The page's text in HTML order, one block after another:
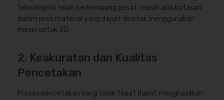
teknologi ini telah berkembang pesat, masih ada batasan
dalam jenis material yang dapat dicetak menggunakan
mesin cetak 3D.
2. Keakuratan dan Kualitas
Pencetakan
Proses pencetakan yang tidak tepat dapat menghasilkan